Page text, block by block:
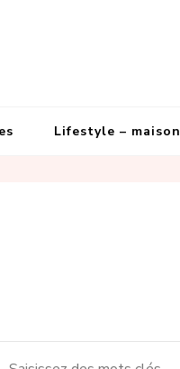
Lifestyle – maison